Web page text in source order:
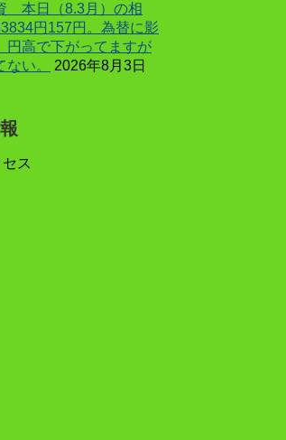
本日（8.3月）の相
円157円。為替に影
円高で下がってますが
い。
2026年8月3日
ス